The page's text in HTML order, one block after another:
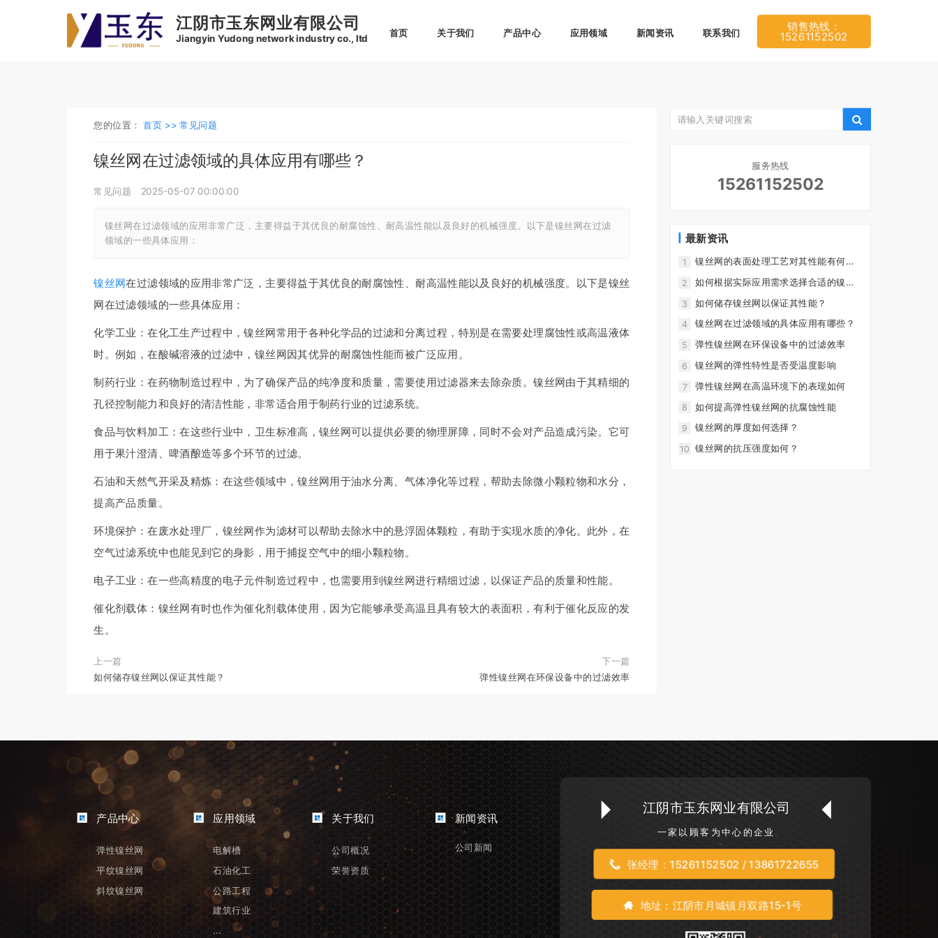
首页 关于我们 产品中心 应用领域 新闻资讯 联系我们
江阴市玉东网业有限公司
Jiangyin Yudong network industry co., ltd
销售热线：
15261152502
您的位置：首页 >>常见问题
镍丝网在过滤领域的具体应用有哪些？
常见问题 2025-05-07 00:00:00
镍丝网在过滤领域的应用非常广泛，主要得益于其优良的耐腐蚀性、耐高温性能以及良好的机械强度。以下是镍丝网在过滤
领域的一些具体应用：
镍丝网在过滤领域的应用非常广泛，主要得益于其优良的耐腐蚀性、耐高温性能以及良好的机械强度。以下是镍丝
网在过滤领域的一些具体应用：
化学工业：在化工生产过程中，镍丝网常用于各种化学品的过滤和分离过程，特别是在需要处理腐蚀性或高温液体
时。例如，在酸碱溶液的过滤中，镍丝网因其优异的耐腐蚀性能而被广泛应用。
制药行业：在药物制造过程中，为了确保产品的纯净度和质量，需要使用过滤器来去除杂质。镍丝网由于其精细的
孔径控制能力和良好的清洁性能，非常适合用于制药行业的过滤系统。
食品与饮料加工：在这些行业中，卫生标准高，镍丝网可以提供必要的物理屏障，同时不会对产品造成污染。它可
用于果汁澄清、啤酒酿造等多个环节的过滤。
石油和天然气开采及精炼：在这些领域中，镍丝网用于油水分离、气体净化等过程，帮助去除微小颗粒物和水分，
提高产品质量。
环境保护：在废水处理厂，镍丝网作为滤材可以帮助去除水中的悬浮固体颗粒，有助于实现水质的净化。此外，在
空气过滤系统中也能见到它的身影，用于捕捉空气中的细小颗粒物。
电子工业：在一些高精度的电子元件制造过程中，也需要用到镍丝网进行精细过滤，以保证产品的质量和性能。
催化剂载体：镍丝网有时也作为催化剂载体使用，因为它能够承受高温且具有较大的表面积，有利于催化反应的发
生。
上一篇
如何储存镍丝网以保证其性能？
下一篇
弹性镍丝网在环保设备中的过滤效率
服务热线
15261152502
最新资讯
1
镍丝网的表面处理工艺对其性能有何影
2
如何根据实际应用需求选择合适的镍丝
3 如何储存镍丝网以保证其性能？
4 镍丝网在过滤领域的具体应用有哪些？
5 弹性镍丝网在环保设备中的过滤效率
6 镍丝网的弹性特性是否受温度影响
7 弹性镍丝网在高温环境下的表现如何
8 如何提高弹性镍丝网的抗腐蚀性能
9 镍丝网的厚度如何选择？
10 镍丝网的抗压强度如何？
应用领域
电解槽
石油化工
公路工程
建筑行业
...
关于我们
公司概况
荣誉资质
新闻资讯
公司新闻
产品中心
弹性镍丝网
平纹镍丝网
斜纹镍丝网
江阴市玉东网业有限公司
一家以顾客为中心的企业
张经理：15261152502 / 13861722655
地址：江阴市月城镇月双路15-1号